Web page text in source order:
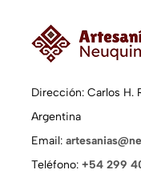
Dirección: Carlos H.
Argentina
Email:
Teléfono: +54 299